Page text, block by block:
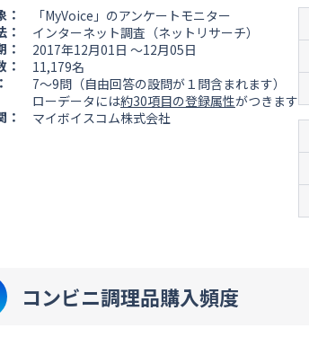
：
「MyVoice」のアンケートモニター
：
インターネット調査（ネットリサーチ）
：
2017年12月01日 ～12月05日
：
11,179名
7～9問（自由回答の設問が１問含まれます）
ローデータには約30項目の登録属性がつきます
：
マイボイスコム株式会社
コンビニ調理品購入頻度